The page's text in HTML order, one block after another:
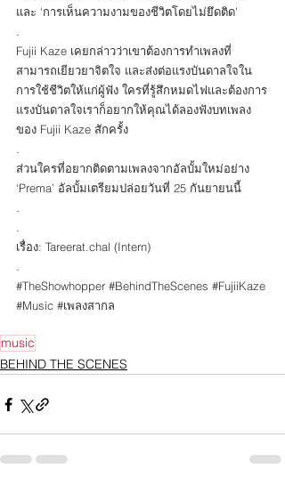
และ ‘การเห็นความงามของชีวิตโดยไม่ยึดติด’
Fujii Kaze เคยกล่าวว่าเขาต้องการทำเพลงที่
สามารถเยียวยาจิตใจ และส่งต่อแรงบันดาลใจใน
การใช้ชีวิตให้แก่ผู้ฟัง ใครที่รู้สึกหมดไฟและต้องการ
แรงบันดาลใจเราก็อยากให้คุณได้ลองฟังบทเพลง
ของ Fujii Kaze สักครั้ง
ส่วนใครที่อยากติดตามเพลงจากอัลบั้มใหม่อย่าง
‘Prema’ อัลบั้มเตรียมปล่อยวันที่ 25 กันยายนนี้
เรื่อง: Tareerat.chal (Intern)
#TheShowhopper #BehindTheScenes #FujiiKaze
#Music #เพลงสากล
music
BEHIND THE SCENES